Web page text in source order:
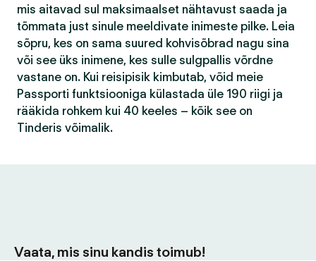
mis aitavad sul maksimaalset nähtavust saada ja
tõmmata just sinule meeldivate inimeste pilke. Leia
sõpru, kes on sama suured kohvisõbrad nagu sina
või see üks inimene, kes sulle sulgpallis võrdne
vastane on. Kui reisipisik kimbutab, võid meie
Passporti funktsiooniga külastada üle 190 riigi ja
rääkida rohkem kui 40 keeles – kõik see on
Tinderis võimalik.
Vaata, mis sinu kandis toimub!